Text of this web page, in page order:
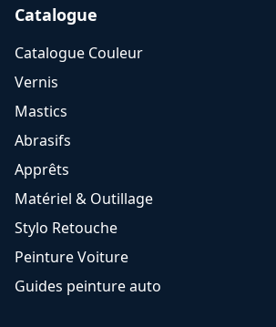
Catalogue
Catalogue Couleur
Vernis
Mastics
Abrasifs
Apprêts
Matériel & Outillage
Stylo Retouche
Peinture Voiture
Guides peinture auto